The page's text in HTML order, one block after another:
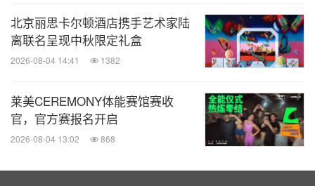
北京丽思卡尔顿酒店携手艺术家陆
离联名呈现中秋限定礼盒
2026-08-04 14:41 1382
莱美CEREMONY体能赛馆赛收
官，官方赛报名开启
2026-08-04 13:02 868